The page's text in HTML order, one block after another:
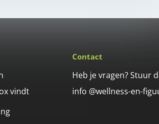
vindt
Contact
Heb je vragen? Stuur
info @wellness-en-